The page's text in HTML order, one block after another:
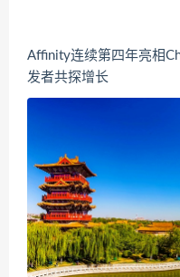
Affinity连续第四年亮相
发者共探增长